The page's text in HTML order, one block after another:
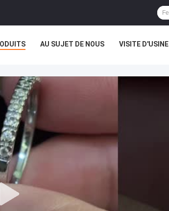
AU SUJET DE NOUS VISITE D'USINE